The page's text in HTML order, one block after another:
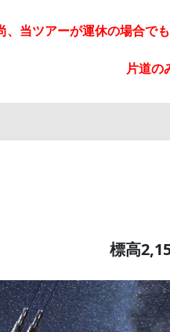
、当ツアーが運休の場合で
片道の
標高